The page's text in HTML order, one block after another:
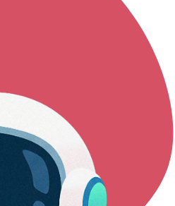
ve denge
kavramlarını eğlenerek öğreniyorlar. ATÖLYE SATIN AL